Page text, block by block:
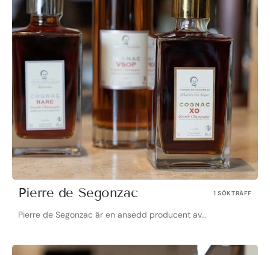
Pierre de Segonzac 1 SÖKTRÄFF
Pierre de Segonzac är en ansedd producent av...